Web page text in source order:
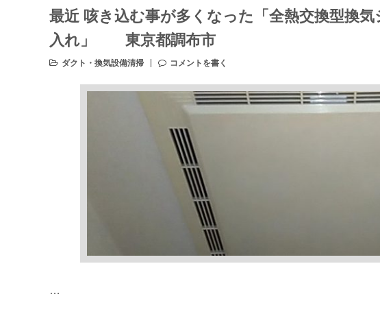
最近 咳き込む事が多くなった「全熱交換型換
入れ」 東京都調布市
ダクト・換気設備清掃 コメントを書く
…